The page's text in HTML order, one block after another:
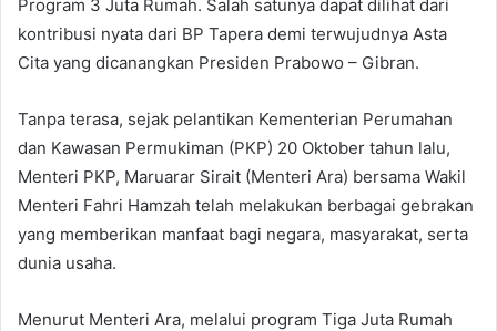
Program 3 Juta Rumah. Salah satunya dapat dilihat dari
kontribusi nyata dari BP Tapera demi terwujudnya Asta
Cita yang dicanangkan Presiden Prabowo – Gibran.
Tanpa terasa, sejak pelantikan Kementerian Perumahan
dan Kawasan Permukiman (PKP) 20 Oktober tahun lalu,
Menteri PKP, Maruarar Sirait (Menteri Ara) bersama Wakil
Menteri Fahri Hamzah telah melakukan berbagai gebrakan
yang memberikan manfaat bagi negara, masyarakat, serta
dunia usaha.
Menurut Menteri Ara, melalui program Tiga Juta Rumah